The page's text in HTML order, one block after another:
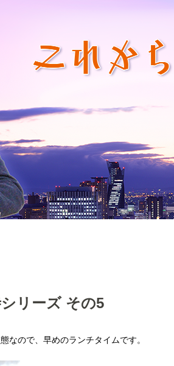
リーズ その5
なので、早めのランチタイムです。